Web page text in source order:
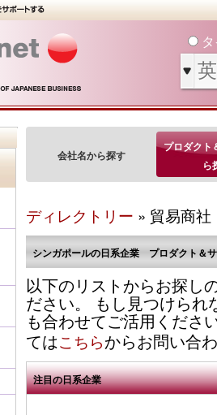
会社名から探す
プロダクト
ら
ディレクトリー » 貿易商社
シンガポールの日系企業 プロダクト＆
以下のリストからお探し
ださい。 もし見つけら
も合わせてご活用くださ
てはこちらからお問い合
注目の日系企業